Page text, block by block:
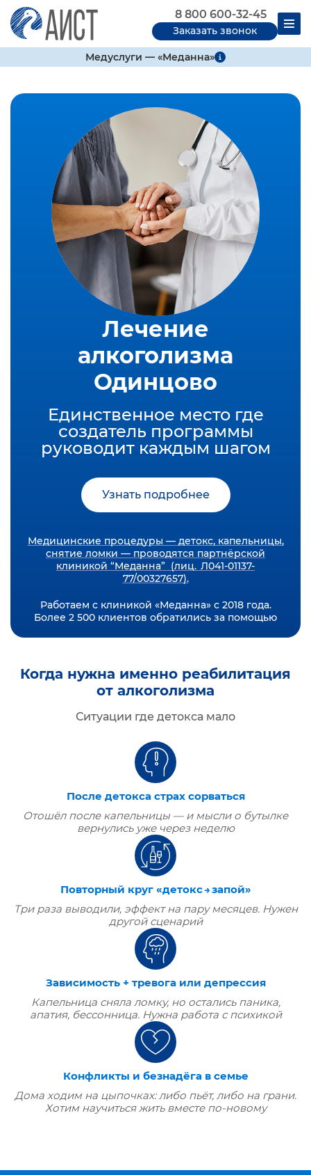
8 800 600-32-45
Заказать звонок
Медуслуги — «Меданна»
Лечение
алкоголизма
Одинцово
Единственное место где
создатель программы
руководит каждым шагом
Узнать подробнее
Медицинские процедуры — детокс, капельницы,
снятие ломки — проводятся партнёрской
клиникой “Меданна” (лиц. Л041-01137-
77/00327657).
Работаем с клиникой «Меданна» с 2018 года.
Более 2 500 клиентов обратились за помощью
Когда нужна именно реабилитация
от алкоголизма
Ситуации где детокса мало
После детокса страх сорваться
Отошёл после капельницы — и мысли о бутылке
вернулись уже через неделю
Повторный круг «детокс → запой»
Три раза выводили, эффект на пару месяцев. Нужен
другой сценарий
Зависимость + тревога или депрессия
Капельница сняла ломку, но остались паника,
апатия, бессонница. Нужна работа с психикой
Конфликты и безнадёга в семье
Дома ходим на цыпочках: либо пьёт, либо на грани.
Хотим научиться жить вместе по‑новому